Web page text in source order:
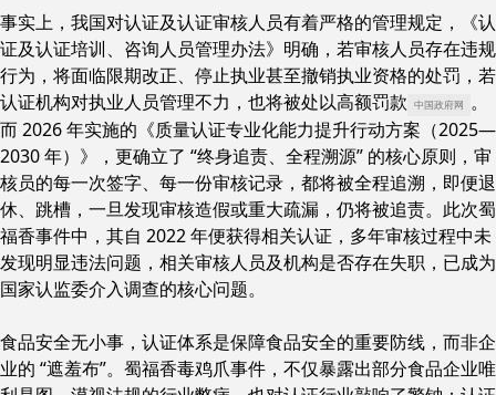
事实上，我国对认证及认证审核人员有着严格的管理规定，《认
证及认证培训、咨询人员管理办法》明确，若审核人员存在违规
行为，将面临限期改正、停止执业甚至撤销执业资格的处罚，若
认证机构对执业人员管理不力，也将被处以高额罚款 中国政府网
。
而 2026 年实施的《质量认证专业化能力提升行动方案（2025—
2030 年）》，更确立了 “终身追责、全程溯源” 的核心原则，审
核员的每一次签字、每一份审核记录，都将被全程追溯，即便退
休、跳槽，一旦发现审核造假或重大疏漏，仍将被追责。此次蜀
福香事件中，其自 2022 年便获得相关认证，多年审核过程中未
发现明显违法问题，相关审核人员及机构是否存在失职，已成为
国家认监委介入调查的核心问题。
食品安全无小事，认证体系是保障食品安全的重要防线，而非企
业的 “遮羞布”。蜀福香毒鸡爪事件，不仅暴露出部分食品企业唯